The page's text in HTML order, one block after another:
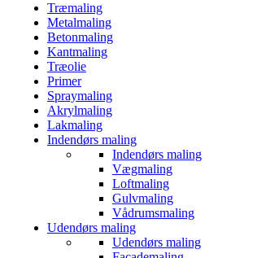
Træmaling
Metalmaling
Betonmaling
Kantmaling
Træolie
Primer
Spraymaling
Akrylmaling
Lakmaling
Indendørs maling
Indendørs maling
Vægmaling
Loftmaling
Gulvmaling
Vådrumsmaling
Udendørs maling
Udendørs maling